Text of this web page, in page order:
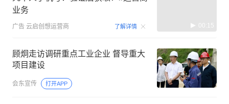
业务
广告 云启创想运营商 了解详情 00:15
顾炯走访调研重点工业企业 督导重大
项目建设
会东宣传 打开APP